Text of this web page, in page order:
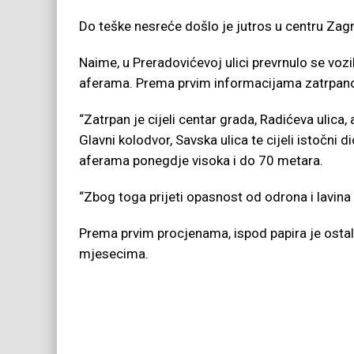
Do teške nesreće došlo je jutros u centru
Naime, u Preradovićevoj ulici prevrnulo se
aferama. Prema prvim informacijama
“Zatrpan je cijeli centar grada, Radićeva
Glavni kolodvor, Savska ulica te cijeli istočni
aferama ponegdje visoka i do 70 metara.
“Zbog toga prijeti opasnost od odrona i lavina
Prema prvim procjenama, ispod papira je
mjesecima.